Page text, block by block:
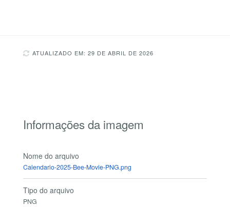
ATUALIZADO EM: 29 DE ABRIL DE 2026
Informações da imagem
Nome do arquivo
Calendario-2025-Bee-Movie-PNG.png
Tipo do arquivo
PNG